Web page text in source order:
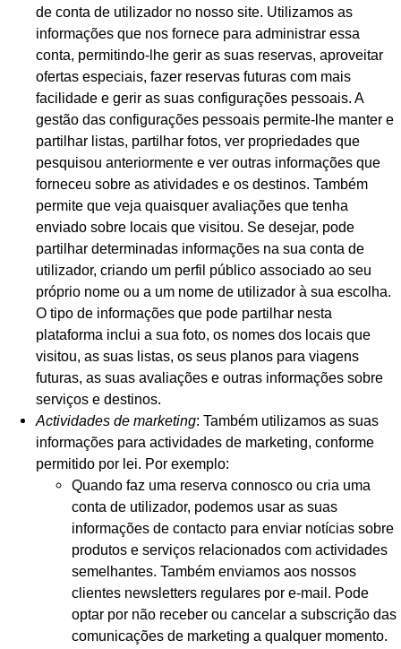
de conta de utilizador no nosso site. Utilizamos as
informações que nos fornece para administrar essa
conta, permitindo-lhe gerir as suas reservas, aproveitar
ofertas especiais, fazer reservas futuras com mais
facilidade e gerir as suas configurações pessoais. A
gestão das configurações pessoais permite-lhe manter e
partilhar listas, partilhar fotos, ver propriedades que
pesquisou anteriormente e ver outras informações que
forneceu sobre as atividades e os destinos. Também
permite que veja quaisquer avaliações que tenha
enviado sobre locais que visitou. Se desejar, pode
partilhar determinadas informações na sua conta de
utilizador, criando um perfil público associado ao seu
próprio nome ou a um nome de utilizador à sua escolha.
O tipo de informações que pode partilhar nesta
plataforma inclui a sua foto, os nomes dos locais que
visitou, as suas listas, os seus planos para viagens
futuras, as suas avaliações e outras informações sobre
serviços e destinos.
Actividades de marketing: Também utilizamos as suas
informações para actividades de marketing, conforme
permitido por lei. Por exemplo:
Quando faz uma reserva connosco ou cria uma
conta de utilizador, podemos usar as suas
informações de contacto para enviar notícias sobre
produtos e serviços relacionados com actividades
semelhantes. Também enviamos aos nossos
clientes newsletters regulares por e-mail. Pode
optar por não receber ou cancelar a subscrição das
comunicações de marketing a qualquer momento.